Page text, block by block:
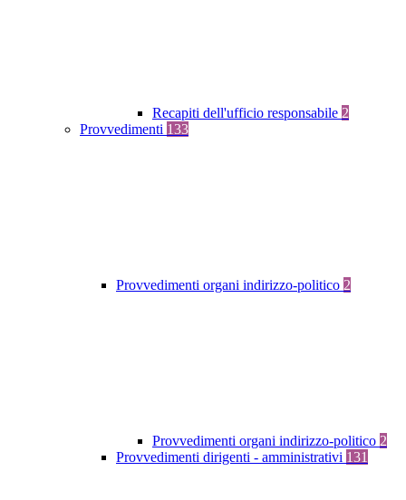
Recapiti dell'ufficio responsabile 2
Provvedimenti 133
Provvedimenti organi indirizzo-politico 2
Provvedimenti organi indirizzo-politico 2
Provvedimenti dirigenti - amministrativi 131